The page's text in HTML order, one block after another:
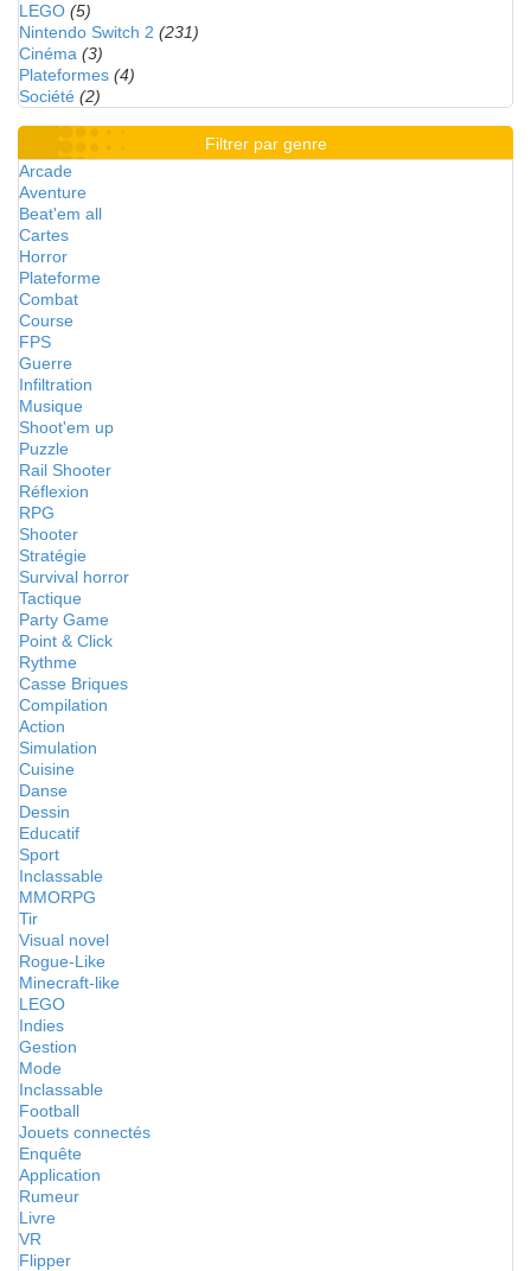
LEGO (5)
Nintendo Switch 2 (231)
Cinéma (3)
Plateformes (4)
Société (2)
Filtrer par genre
Arcade
Aventure
Beat'em all
Cartes
Horror
Plateforme
Combat
Course
FPS
Guerre
Infiltration
Musique
Shoot'em up
Puzzle
Rail Shooter
Réflexion
RPG
Shooter
Stratégie
Survival horror
Tactique
Party Game
Point & Click
Rythme
Casse Briques
Compilation
Action
Simulation
Cuisine
Danse
Dessin
Educatif
Sport
Inclassable
MMORPG
Tir
Visual novel
Rogue-Like
Minecraft-like
LEGO
Indies
Gestion
Mode
Inclassable
Football
Jouets connectés
Enquête
Application
Rumeur
Livre
VR
Flipper